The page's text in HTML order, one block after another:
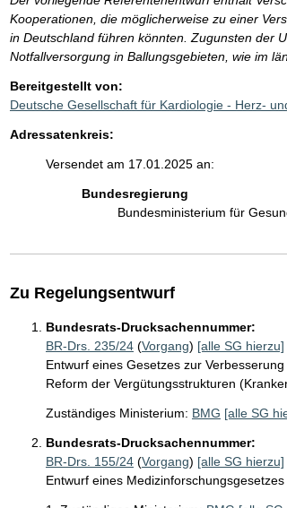
Kooperationen, die möglicherweise zu einer
in Deutschland führen könnten. Zugunsten der
Notfallversorgung in Ballungsgebieten, wie im
Bereitgestellt von:
Deutsche Gesellschaft für Kardiologie - Herz-
Adressatenkreis:
Versendet am 17.01.2025 an:
Bundesregierung
Bundesministerium für
Zu Regelungsentwurf
Bundesrats-Drucksachennummer:
BR-Drs. 235/24(Vorgang) [alle SG hierzu]
Entwurf eines Gesetzes zur
Reform der Vergütungsstrukturen
Zuständiges Ministerium: BMG [alle SG
Bundesrats-Drucksachennummer:
BR-Drs. 155/24(Vorgang) [alle SG hierzu]
Entwurf eines Medizinforschungsgesetzes